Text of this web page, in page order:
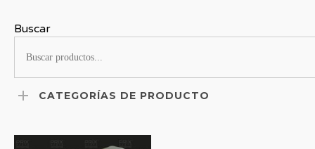
Buscar
CATEGORÍAS DE PRODUCTO